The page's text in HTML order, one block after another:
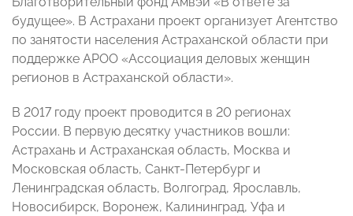
будущее». В Астрахани проект организует Агентство
по занятости населения Астраханской области при
поддержке АРОО «Ассоциация деловых женщин
регионов в Астраханской области».
В 2017 году проект проводится в 20 регионах
России. В первую десятку участников вошли:
Астрахань и Астраханская область, Москва и
Московская область, Санкт-Петербург и
Ленинградская область, Волгоград, Ярославль,
Новосибирск, Воронеж, Калининград, Уфа и